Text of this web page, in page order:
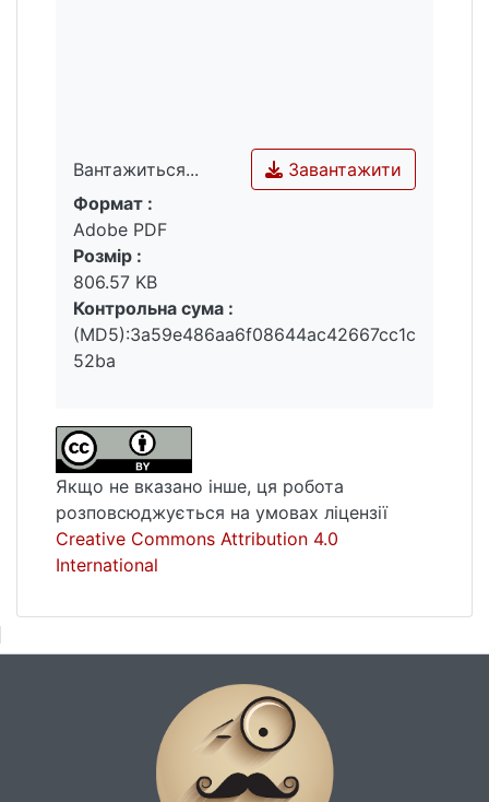
Вантажиться...
Вантажиться...
Завантажити
Формат :
Adobe PDF
Розмір :
806.57 KB
Контрольна сума :
(MD5):3a59e486aa6f08644ac42667cc1c
52ba
Якщо не вказано інше, ця робота
розповсюджується на умовах ліцензії
Creative Commons Attribution 4.0
International